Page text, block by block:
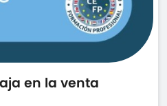
en la venta